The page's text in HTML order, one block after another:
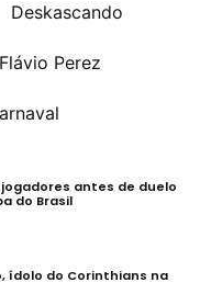
Deskascando
Perez
antes de duelo
do Brasil
ídolo do Corinthians na